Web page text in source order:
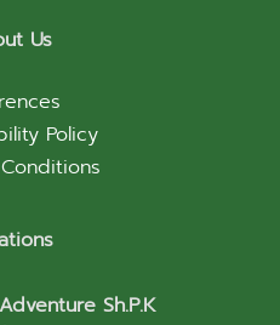
Us
Policy
Sh.P.K